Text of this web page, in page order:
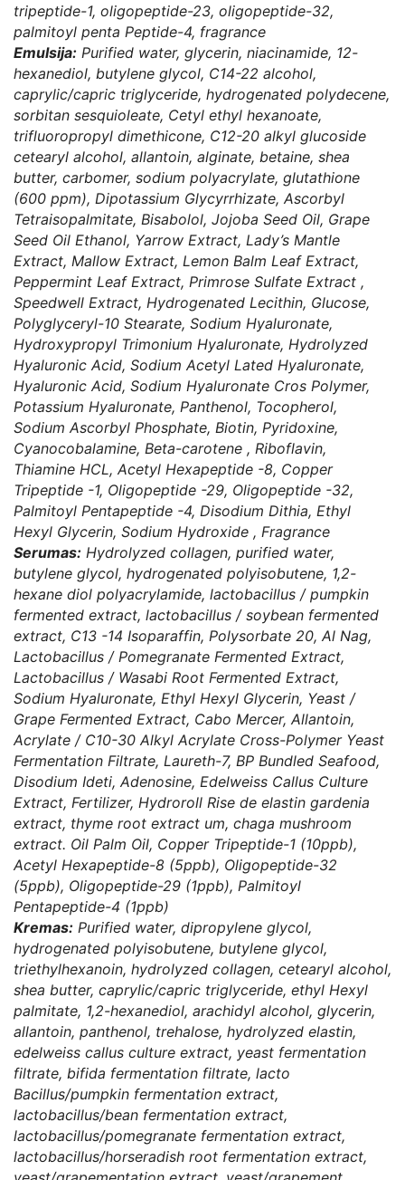
tripeptide-1, oligopeptide-23, oligopeptide-32,
palmitoyl penta Peptide-4, fragrance
Emulsija: Purified water, glycerin, niacinamide, 12-
hexanediol, butylene glycol, C14-22 alcohol,
caprylic/capric triglyceride, hydrogenated polydecene,
sorbitan sesquioleate, Cetyl ethyl hexanoate,
trifluoropropyl dimethicone, C12-20 alkyl glucoside
cetearyl alcohol, allantoin, alginate, betaine, shea
butter, carbomer, sodium polyacrylate, glutathione
(600 ppm), Dipotassium Glycyrrhizate, Ascorbyl
Tetraisopalmitate, Bisabolol, Jojoba Seed Oil, Grape
Seed Oil Ethanol, Yarrow Extract, Lady’s Mantle
Extract, Mallow Extract, Lemon Balm Leaf Extract,
Peppermint Leaf Extract, Primrose Sulfate Extract ,
Speedwell Extract, Hydrogenated Lecithin, Glucose,
Polyglyceryl-10 Stearate, Sodium Hyaluronate,
Hydroxypropyl Trimonium Hyaluronate, Hydrolyzed
Hyaluronic Acid, Sodium Acetyl Lated Hyaluronate,
Hyaluronic Acid, Sodium Hyaluronate Cros Polymer,
Potassium Hyaluronate, Panthenol, Tocopherol,
Sodium Ascorbyl Phosphate, Biotin, Pyridoxine,
Cyanocobalamine, Beta-carotene , Riboflavin,
Thiamine HCL, Acetyl Hexapeptide -8, Copper
Tripeptide -1, Oligopeptide -29, Oligopeptide -32,
Palmitoyl Pentapeptide -4, Disodium Dithia, Ethyl
Hexyl Glycerin, Sodium Hydroxide , Fragrance
Serumas: Hydrolyzed collagen, purified water,
butylene glycol, hydrogenated polyisobutene, 1,2-
hexane diol polyacrylamide, lactobacillus / pumpkin
fermented extract, lactobacillus / soybean fermented
extract, C13 -14 Isoparaffin, Polysorbate 20, Al Nag,
Lactobacillus / Pomegranate Fermented Extract,
Lactobacillus / Wasabi Root Fermented Extract,
Sodium Hyaluronate, Ethyl Hexyl Glycerin, Yeast /
Grape Fermented Extract, Cabo Mercer, Allantoin,
Acrylate / C10-30 Alkyl Acrylate Cross-Polymer Yeast
Fermentation Filtrate, Laureth-7, BP Bundled Seafood,
Disodium Ideti, Adenosine, Edelweiss Callus Culture
Extract, Fertilizer, Hydroroll Rise de elastin gardenia
extract, thyme root extract um, chaga mushroom
extract. Oil Palm Oil, Copper Tripeptide-1 (10ppb),
Acetyl Hexapeptide-8 (5ppb), Oligopeptide-32
(5ppb), Oligopeptide-29 (1ppb), Palmitoyl
Pentapeptide-4 (1ppb)
Kremas: Purified water, dipropylene glycol,
hydrogenated polyisobutene, butylene glycol,
triethylhexanoin, hydrolyzed collagen, cetearyl alcohol,
shea butter, caprylic/capric triglyceride, ethyl Hexyl
palmitate, 1,2-hexanediol, arachidyl alcohol, glycerin,
allantoin, panthenol, trehalose, hydrolyzed elastin,
edelweiss callus culture extract, yeast fermentation
filtrate, bifida fermentation filtrate, lacto
Bacillus/pumpkin fermentation extract,
lactobacillus/bean fermentation extract,
lactobacillus/pomegranate fermentation extract,
lactobacillus/horseradish root fermentation extract,